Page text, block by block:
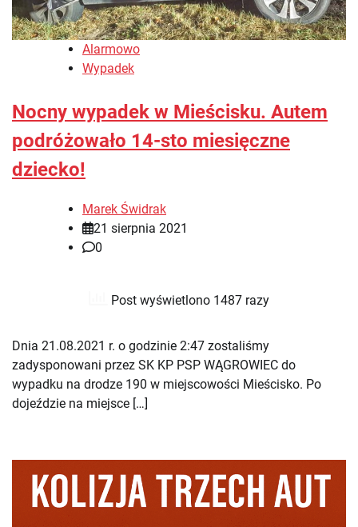
Alarmowo
Wypadek
Nocny wypadek w Mieścisku. Autem
podróżowało 14-sto miesięczne
dziecko!
Marek Świdrak
21 sierpnia 2021
0
Post wyświetlono 1487 razy
Dnia 21.08.2021 r. o godzinie 2:47 zostaliśmy
zadysponowani przez SK KP PSP WĄGROWIEC do
wypadku na drodze 190 w miejscowości Mieścisko. Po
dojeździe na miejsce […]